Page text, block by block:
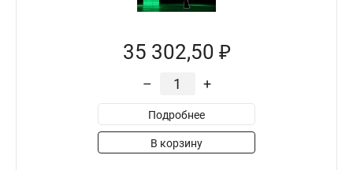
35 302,50 ₽
– +
Подробнее
В корзину